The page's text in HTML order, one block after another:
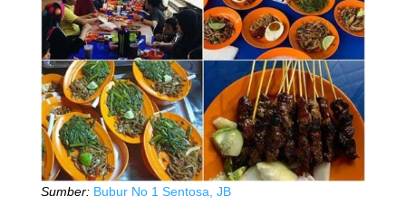
Sumber: Bubur No 1 Sentosa, JB